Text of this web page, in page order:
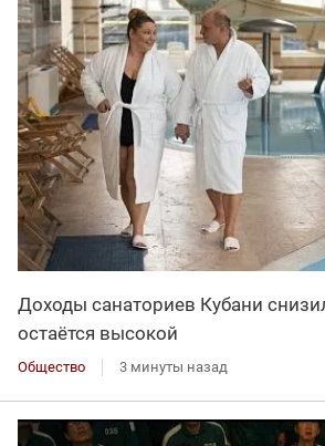
Доходы санаториев Кубани
остаётся высокой
Общество 3 минуты назад